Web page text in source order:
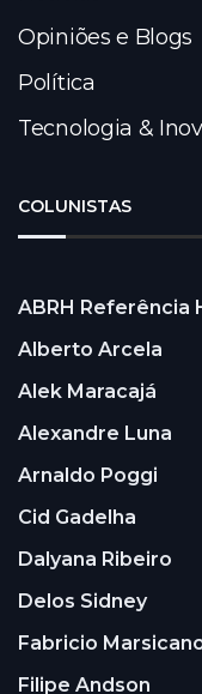
Opiniões e Blogs
Política
Tecnologia &
COLUNISTAS
ABRH Referência
Alberto Arcela
Alek Maracajá
Alexandre Luna
Arnaldo Poggi
Cid Gadelha
Dalyana Ribeiro
Delos Sidney
Fabricio
Filipe Andson